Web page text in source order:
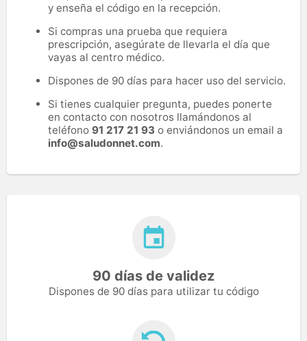
y enseña el código en la recepción.
Si compras una prueba que requiera
prescripción, asegúrate de llevarla el día que
vayas al centro médico.
Dispones de 90 días para hacer uso del servicio.
Si tienes cualquier pregunta, puedes ponerte
en contacto con nosotros llamándonos al
teléfono 91 217 21 93 o enviándonos un email a
info@saludonnet.com.
90 días de validez
Dispones de 90 días para utilizar tu código